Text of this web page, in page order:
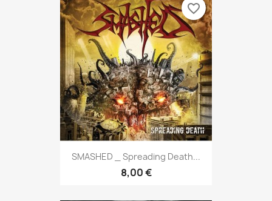
SMASHED _ Spreading Death...
8,00 €
favorite_border